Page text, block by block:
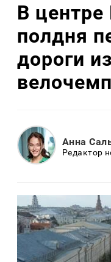
В центре
полдня
дороги
Анна
Редактор